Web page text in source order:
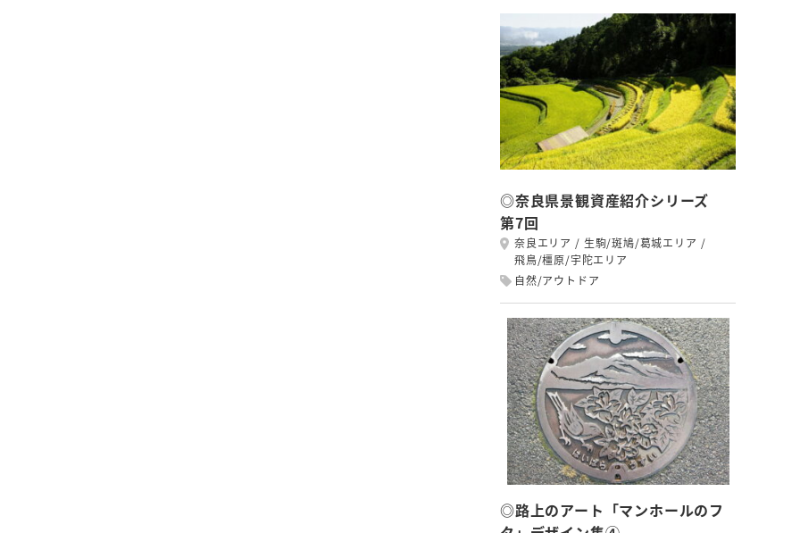
◎奈良県景観資産紹介シリーズ
第7回
奈良エリア
生駒/斑鳩/葛城エリア
飛鳥/橿原/宇陀エリア
自然/アウトドア
◎路上のアート「マンホールのフ